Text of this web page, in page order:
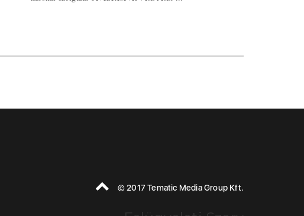
© 2017 Tematic Media Group Kft.